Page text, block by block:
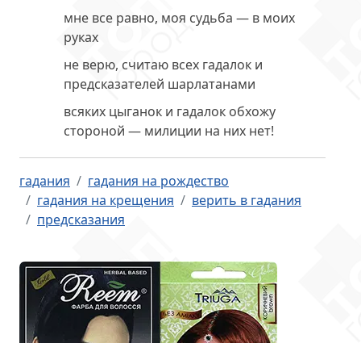
мне все равно, моя судьба — в моих
руках
не верю, считаю всех гадалок и
предсказателей шарлатанами
всяких цыганок и гадалок обхожу
стороной — милиции на них нет!
гадания
гадания на рождество
гадания на крещения
верить в гадания
предсказания